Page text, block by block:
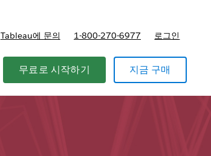
Tableau에 문의 1-800-270-6977 로그인
무료로 시작하기 지금 구매